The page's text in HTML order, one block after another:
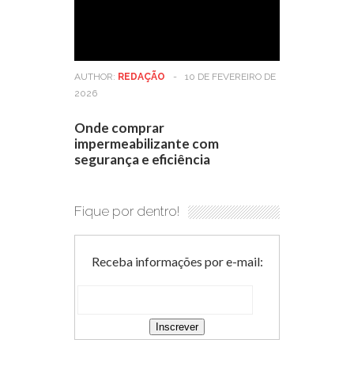
AUTHOR: REDAÇÃO -
10 DE FEVEREIRO DE
2026
Onde comprar
impermeabilizante com
segurança e eficiência
Fique por dentro!
Receba informações por e-mail: